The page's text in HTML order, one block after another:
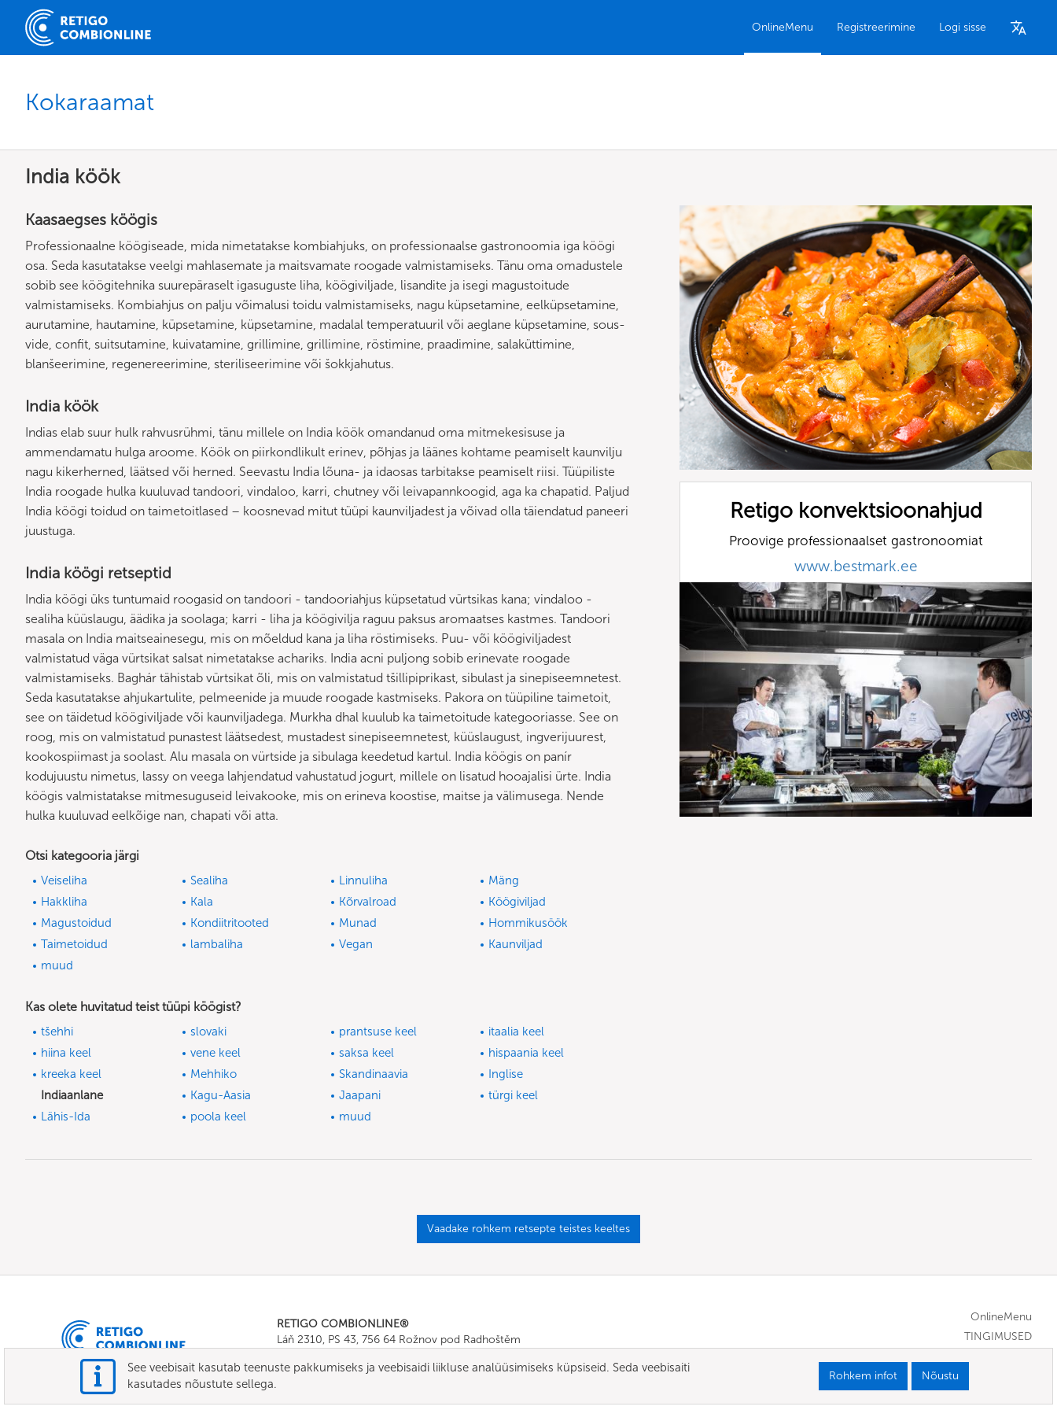
OnlineMenu Registreerimine Logi sisse
Kokaraamat
India köök
Kaasaegses köögis
Professionaalne köögiseade, mida nimetatakse kombiahjuks, on professionaalse gastronoomia iga köögi
osa. Seda kasutatakse veelgi mahlasemate ja maitsvamate roogade valmistamiseks. Tänu oma omadustele
sobib see köögitehnika suurepäraselt igasuguste liha, köögiviljade, lisandite ja isegi magustoitude
valmistamiseks. Kombiahjus on palju võimalusi toidu valmistamiseks, nagu küpsetamine, eelküpsetamine,
aurutamine, hautamine, küpsetamine, küpsetamine, madalal temperatuuril või aeglane küpsetamine, sous-
vide, confit, suitsutamine, kuivatamine, grillimine, grillimine, röstimine, praadimine, salaküttimine,
blanšeerimine, regenereerimine, steriliseerimine või šokkjahutus.
India köök
Indias elab suur hulk rahvusrühmi, tänu millele on India köök omandanud oma mitmekesisuse ja
ammendamatu hulga aroome. Köök on piirkondlikult erinev, põhjas ja läänes kohtame peamiselt kaunvilju
nagu kikerherned, läätsed või herned. Seevastu India lõuna- ja idaosas tarbitakse peamiselt riisi. Tüüpiliste
India roogade hulka kuuluvad tandoori, vindaloo, karri, chutney või leivapannkoogid, aga ka chapatid. Paljud
India köögi toidud on taimetoitlased – koosnevad mitut tüüpi kaunviljadest ja võivad olla täiendatud paneeri
juustuga.
India köögi retseptid
India köögi üks tuntumaid roogasid on tandoori - tandooriahjus küpsetatud vürtsikas kana; vindaloo -
sealiha küüslaugu, äädika ja soolaga; karri - liha ja köögivilja raguu paksus aromaatses kastmes. Tandoori
masala on India maitseainesegu, mis on mõeldud kana ja liha röstimiseks. Puu- või köögiviljadest
valmistatud väga vürtsikat salsat nimetatakse achariks. India acni puljong sobib erinevate roogade
valmistamiseks. Baghár tähistab vürtsikat õli, mis on valmistatud tšillipiprikast, sibulast ja sinepiseemnetest.
Seda kasutatakse ahjukartulite, pelmeenide ja muude roogade kastmiseks. Pakora on tüüpiline taimetoit,
see on täidetud köögiviljade või kaunviljadega. Murkha dhal kuulub ka taimetoitude kategooriasse. See on
roog, mis on valmistatud punastest läätsedest, mustadest sinepiseemnetest, küüslaugust, ingverijuurest,
kookospiimast ja soolast. Alu masala on vürtside ja sibulaga keedetud kartul. India köögis on panír
kodujuustu nimetus, lassy on veega lahjendatud vahustatud jogurt, millele on lisatud hooajalisi ürte. India
köögis valmistatakse mitmesuguseid leivakooke, mis on erineva koostise, maitse ja välimusega. Nende
hulka kuuluvad eelkõige nan, chapati või atta.
Retigo konvektsioonahjud
Proovige professionaalset gastronoomiat
www.bestmark.ee
Otsi kategooria järgi
Veiseliha Sealiha Linnuliha
Mäng
Hakkliha
Kala Kõrvalroad
Köögiviljad
Magustoidud
Kondiitritooted Munad
Hommikusöök
Taimetoidud
lambaliha Vegan
Kaunviljad
muud
Kas olete huvitatud teist tüüpi köögist?
tšehhi slovaki prantsuse keel
itaalia keel
hiina keel
vene keel saksa keel
hispaania keel
kreeka keel
Mehhiko Skandinaavia
Inglise
Indiaanlane
Kagu-Aasia Jaapani
türgi keel
Lähis-Ida
poola keel muud
Vaadake rohkem retsepte teistes keeltes
RETIGO COMBIONLINE®
Láň 2310, PS 43, 756 64 Rožnov pod Radhoštěm
E-mail:info@combionline.com
OnlineMenu
TINGIMUSED
See veebisait kasutab teenuste pakkumiseks ja veebisaidi liikluse analüüsimiseks küpsiseid. Seda veebisaiti
kasutades nõustute sellega.
Rohkem infot Nõustu